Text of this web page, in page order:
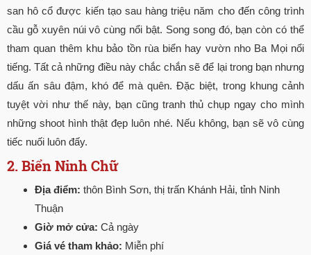
san hô cổ được kiến tạo sau hàng triệu năm cho đến công trình
cầu gỗ xuyên núi vô cùng nổi bật. Song song đó, bạn còn có thể
tham quan thêm khu bảo tồn rùa biển hay vườn nho Ba Mọi nổi
tiếng. Tất cả những điều này chắc chắn sẽ để lại trong bạn nhưng
dấu ấn sâu đậm, khó để mà quên. Đặc biệt, trong khung cảnh
tuyệt vời như thế này, bạn cũng tranh thủ chụp ngay cho mình
những shoot hình thật đẹp luôn nhé. Nếu không, bạn sẽ vô cùng
tiếc nuối luôn đấy.
2. Biển Ninh Chữ
Địa điểm: thôn Bình Sơn, thị trấn Khánh Hải, tỉnh Ninh
Thuận
Giờ mở cửa: Cả ngày
Giá vé tham khảo: Miễn phí